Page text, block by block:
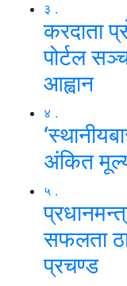
३ .
करदाता
पोर्टल
आह्वान
४ .
अंकित
५ .
सफलता
प्रचण्ड